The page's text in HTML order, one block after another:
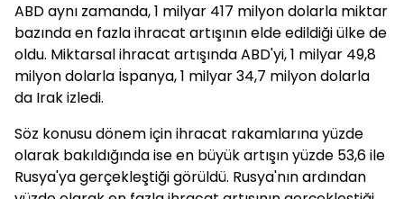
ABD aynı zamanda, 1 milyar 417 milyon dolarla miktar
bazında en fazla ihracat artışının elde edildiği ülke de
oldu. Miktarsal ihracat artışında ABD'yi, 1 milyar 49,8
milyon dolarla İspanya, 1 milyar 34,7 milyon dolarla
da Irak izledi.
Söz konusu dönem için ihracat rakamlarına yüzde
olarak bakıldığında ise en büyük artışın yüzde 53,6 ile
Rusya'ya gerçekleştiği görüldü. Rusya'nın ardından